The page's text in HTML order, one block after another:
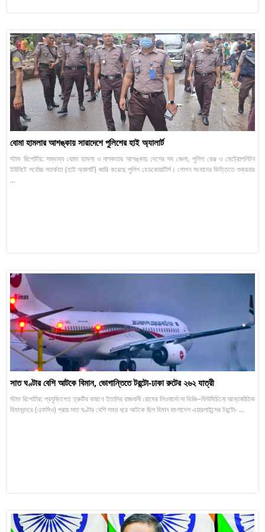
বোমা হামলার আশঙ্কায় সারাদেশে পুলিশের হাই অ্যালার্ট
স্টাফ রিপোর্টার: সম্ভাব্য বোমা হামলা ও নাশকতার আশঙ্কায় দেশের সব জেলা, পুলিশ রেঞ্জ ও মেট্রোপলিটন
ইউনিটে সর্বোচ্চ সতর্কতা (হাই অ্যালার্ট) জারি করেছে পুলিশ হেডকোয়ার্টার্স। গোপন সংবাদের ভিত্তিতে শুক্রবার
...
সাত ঘণ্টার বেশি আটকে বিমান, ভোগান্তিতে টরন্টো-ঢাকা রুটের ২৬২ যাত্রী
স্টাফ রিপোর্টার: প্রযুক্তিগত ত্রুটির কারণে ইতালির রাজধানী রোমের লিওনার্দো দা ভিঞ্চি–ফিউমিচিনো আন্তর্জাতিক
বিমানবন্দরে (এফসিও) প্রায় সাত ঘণ্টার বেশি সময় ধরে আটকে ছিল বিমান বাংলাদেশ এয়ারলাইন্সের টরন্টো- ...